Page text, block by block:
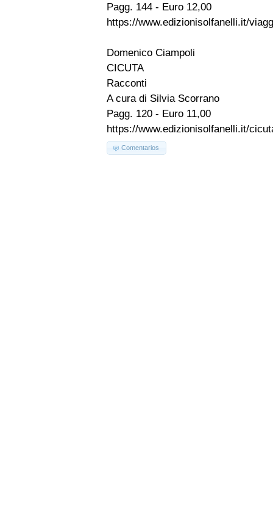
Pagg. 144 - Euro 12,00
https://www.edizionisolfanelli.it/
Domenico Ciampoli
CICUTA
Racconti
A cura di Silvia Scorrano
Pagg. 120 - Euro 11,00
https://www.edizionisolfanelli.it/
Comentarios